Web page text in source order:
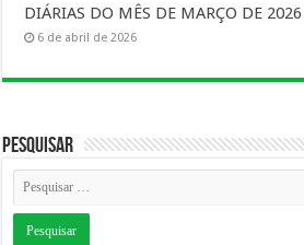
DIÁRIAS DO MÊS DE MARÇO DE 2026
6 de abril de 2026
Pesquisar